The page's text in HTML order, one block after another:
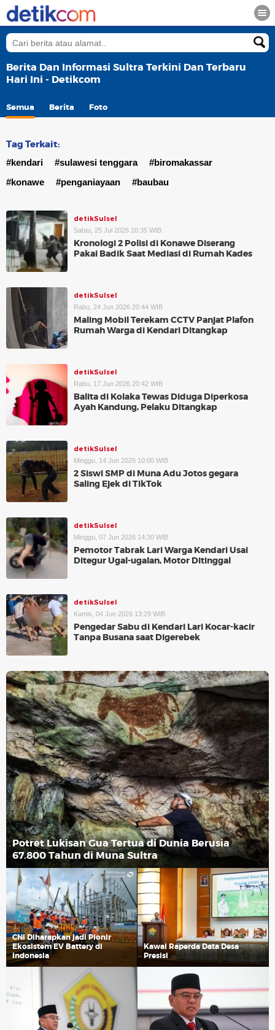
Berita Dan Informasi Sultra Terkini Dan Terbaru
Hari Ini - Detikcom
Semua Berita Foto
Tag Terkait:
#kendari #sulawesi tenggara
#biromakassar
#konawe
#penganiayaan #baubau
detikSulsel
Sabtu, 25 Jul 2026 10:35 WIB
Kronologi 2 Polisi di Konawe Diserang
Pakai Badik Saat Mediasi di Rumah Kades
detikSulsel
Rabu, 24 Jun 2026 20:44 WIB
Maling Mobil Terekam CCTV Panjat Plafon
Rumah Warga di Kendari Ditangkap
detikSulsel
Rabu, 17 Jun 2026 20:42 WIB
Balita di Kolaka Tewas Diduga Diperkosa
Ayah Kandung, Pelaku Ditangkap
detikSulsel
Minggu, 14 Jun 2026 10:00 WIB
2 Siswi SMP di Muna Adu Jotos gegara
Saling Ejek di TikTok
detikSulsel
Minggu, 07 Jun 2026 14:30 WIB
Pemotor Tabrak Lari Warga Kendari Usai
Ditegur Ugal-ugalan, Motor Ditinggal
detikSulsel
Kamis, 04 Jun 2026 13:29 WIB
Pengedar Sabu di Kendari Lari Kocar-kacir
Tanpa Busana saat Digerebek
Potret Lukisan Gua Tertua di Dunia Berusia
67.800 Tahun di Muna Sultra
CNI Diharapkan jadi Pionir
Ekosistem EV Battery di
Indonesia
Kawal Raperda Data Desa
Presisi